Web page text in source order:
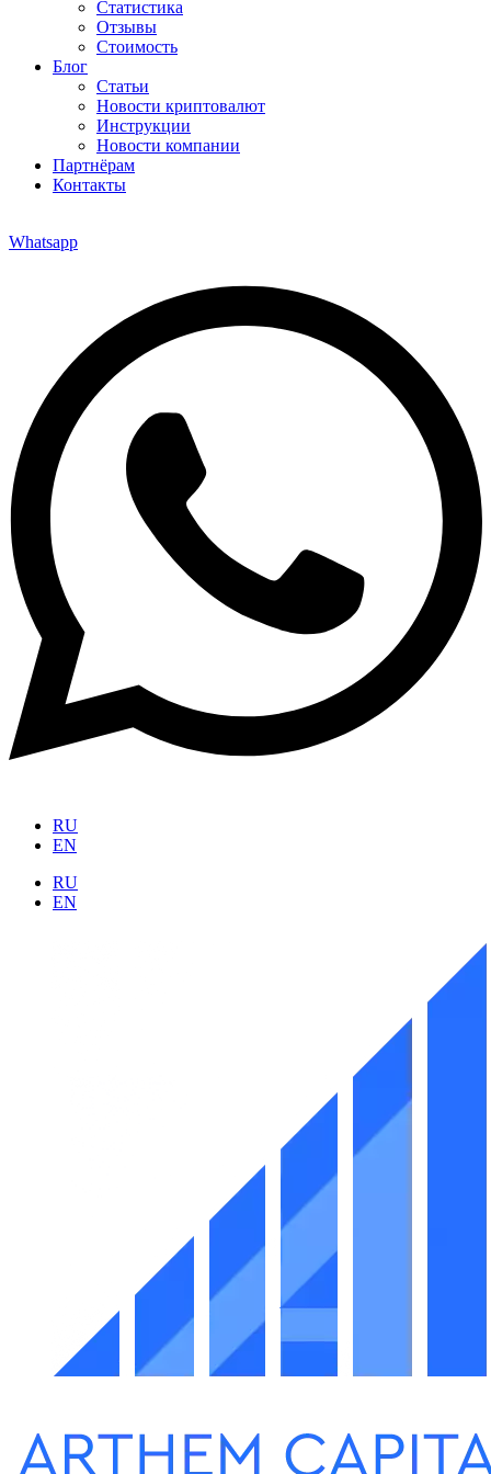
Статистика
Отзывы
Стоимость
Блог
Статьи
Новости криптовалют
Инструкции
Новости компании
Партнёрам
Контакты
Whatsapp
RU
EN
RU
EN